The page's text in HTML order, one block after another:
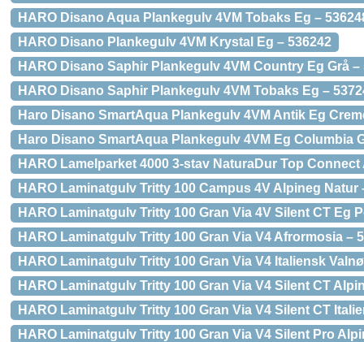
HARO Disano Aqua Plankegulv 4VM Tobaks Eg –
HARO Disano Plankegulv 4VM Krystal Eg – 536242
HARO Disano Saphir Plankegulv 4VM Country Eg Grå –
HARO Disano Saphir Plankegulv 4VM Tobaks Eg –
Haro Disano SmartAqua Plankegulv 4VM Antik Eg
Haro Disano SmartAqua Plankegulv 4VM Eg Columbia
HARO Lamelparket 4000 3-stav NaturaDur Top
HARO Laminatgulv Tritty 100 Campus 4V Alpineg Natur
HARO Laminatgulv Tritty 100 Gran Via 4V Silent CT Eg
HARO Laminatgulv Tritty 100 Gran Via V4 Afrormosia –
HARO Laminatgulv Tritty 100 Gran Via V4 Italiensk
HARO Laminatgulv Tritty 100 Gran Via V4 Silent CT
HARO Laminatgulv Tritty 100 Gran Via V4 Silent CT
HARO Laminatgulv Tritty 100 Gran Via V4 Silent Pro